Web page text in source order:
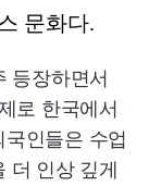
문화다.
등장하면서
로 한국에서
인들은 수업
더 인상 깊게